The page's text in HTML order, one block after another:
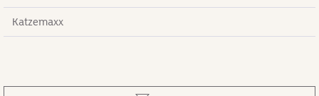
Katzemaxx